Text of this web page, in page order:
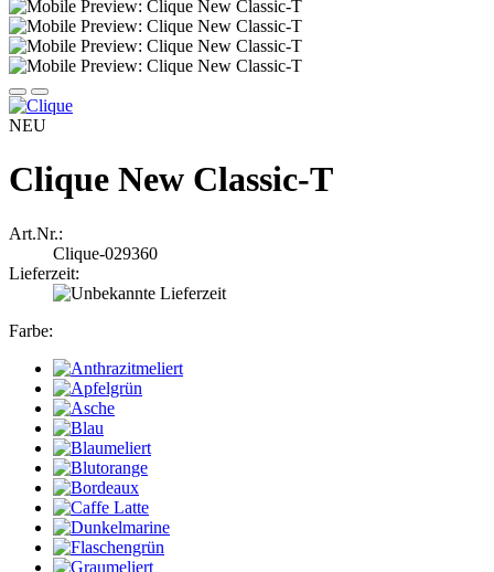
NEU
Clique New Classic-T
Art.Nr.:
Clique-029360
Lieferzeit:
Farbe: